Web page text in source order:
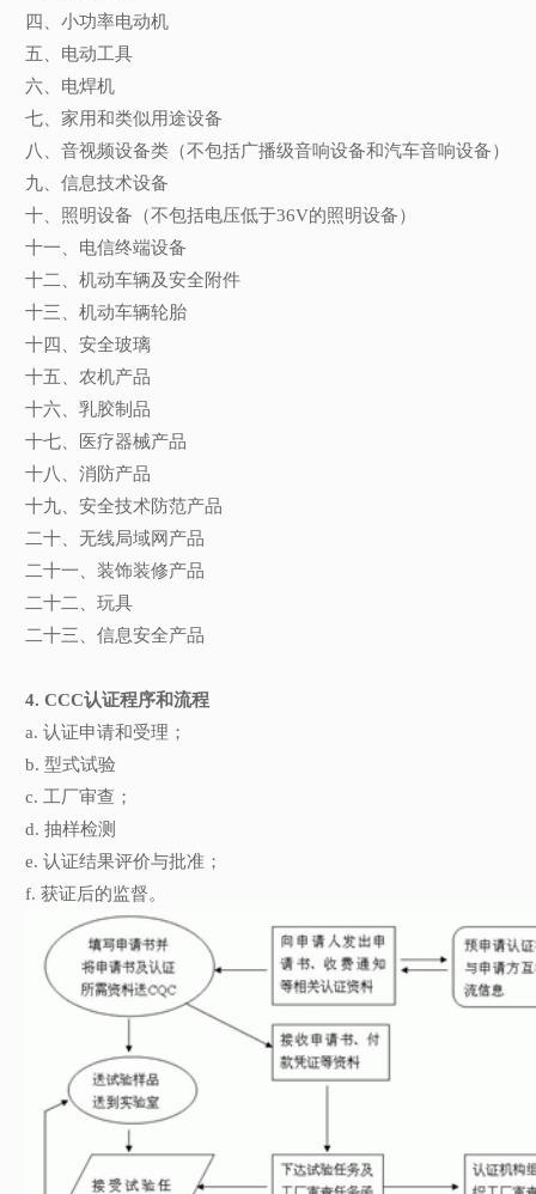
四、小功率电动机
五、电动工具
六、电焊机
七、家用和类似用途设备
八、音视频设备类（不包括广播级音响设备和汽车音响设备）
九、信息技术设备
十、照明设备（不包括电压低于36V的照明设备）
十一、电信终端设备
十二、机动车辆及安全附件
十三、机动车辆轮胎
十四、安全玻璃
十五、农机产品
十六、乳胶制品
十七、医疗器械产品
十八、消防产品
十九、安全技术防范产品
二十、无线局域网产品
二十一、装饰装修产品
二十二、玩具
二十三、信息安全产品
4. CCC认证程序和流程
a. 认证申请和受理；
b. 型式试验
c. 工厂审查；
d. 抽样检测
e. 认证结果评价与批准；
f. 获证后的监督。